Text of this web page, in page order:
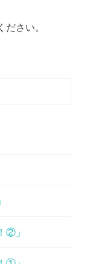
ださい。
②」